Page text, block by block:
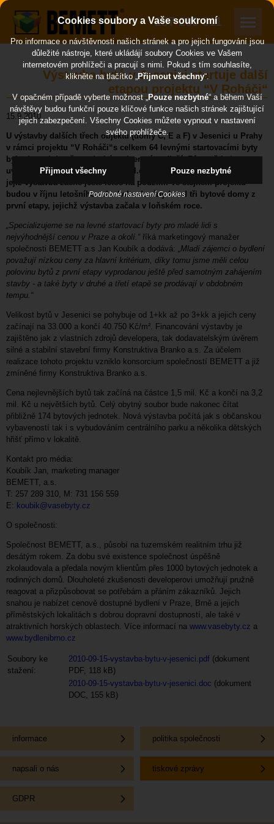
257 289 311
Výstavba bytů v Jesenici startuje další
etapou projektu “V Roháči“
15.9.2010
U výstavby dalších třech objektů (domy C, E a F) v Jesenici u Prahy
v rámci projektu “V Roháči“s celkem 64 levnými startovacími byty
bylo dnes dokončeno druhé nadzemní podlaží. Zároveň byla
uvedena do prodeje v pořadí již III.etapa projektu (dalších 52 bytů),
jejíž výstavba začne ještě letos na podzim. Ve stejném projektu
budou v říjnu letošního roku kolaudovány hned tři bytové domy z
první etapy, jejichž výstavba začala v loňském roce.
„Specializujeme se na levné startovací byty pro mladé lidi s
nejvýhodnější cenou v Praze a okolí.“říká marketingový manažer
společnosti BEMETT a.s Jan Koubík a dodává: „Mladí zájemci o bydlení
považují nízkou ceny za hlavní kritérium, díky tomu jsme měli celou
polovinu bytů z první etapy vyprodanou ještě před samotným zahájením
stavby - a také byty v druhé a třetí etapě se prodávají v obdobném
tempu.“
Velikost bytů v Jesenici se pohybuje od 1+kk až po 3+kk a jejich ceny
začínají na 33.000 a končí 40.750 Kč/m². Financování výstavby je
zajištěno jak z vlastních zdrojů developera, tak dodavatelským úvěrem
silné a stabilní stavební firmy Konstruktiva Branko a.s. Za účelem
realizace tohoto projektu vzniklo konsorcium společností BEMETT a již
zmíněné firmy Konstruktiva Branko a.s.
Cena nejlevnějších bytů tak začíná na částce 1,5 mil. Kč a končí na 3,2
mil. Kč u největších bytů. Celý obytný soubor bude nakonec čítat
přibližně 174 bytových jednotek. Nová výstavba počítá jak s občanskou
vybaveností tak i s vybudováním centrálního parku a několika dětských
hřišť přímo v lokalitě.
Kontakt pro média:
Koubík Jan, marketing manager
BEMETT, a.s.
T: 257 289 310, M: 731 156 559
E: koubik@vasebyty.cz
O společnosti:
Společnost BEMETT, a.s., působí na tuzemském realitním trhu již
desátým rokem. Za dobu své existence společnost úspěšně
zkolaudovala a předala novým klientům přes 1000 bytových jednotek a
rodinných domů. Dlouholeté zkušenosti developerovi umožňují pružně
reagovat a přizpůsobovat se potřebám a přáním zákazníků. Jejich
snahou je nabízet cenově dostupné bydlení v Praze, Brně a jejich
příměstských lokalitách s dobrou dopravní dostupností, ale také v
atraktivních horských oblastech. Více informací na www.vasebyty.cz a
www.bydlenibrno.cz
Soubory ke
stažení:
2010-09-15-vystavba-bytu-v-jesenici.pdf (dokument
PDF, 118 kB)
2010-09-15-vystavba-bytu-v-jesenici.doc (dokument
DOC, 155 kB)
informace politika společnosti
napsali o nás tiskové zprávy
GDPR
Cookies soubory a Vaše soukromí
Pro informace o návštěvnosti našich stránek a pro jejich fungování jsou
důležité nástroje, které ukládájí soubory Cookies ve Vašem
internetovém prohlížeči a pracují s nimi. Pokud s tím souhlasíte,
klikněte na tlačítko „Přijmout všechny“.
V opačném případě vyberte možnost „Pouze nezbytné“ a během Vaší
návštěvy budou funkční pouze klíčové funkce našich stránek zajištující
jejich zabezpečení. Všechny Cookies můžete vypnout v nastavení
svého prohlížeče.
Přijmout všechny Pouze nezbytné
Podrobné nastavení Cookies